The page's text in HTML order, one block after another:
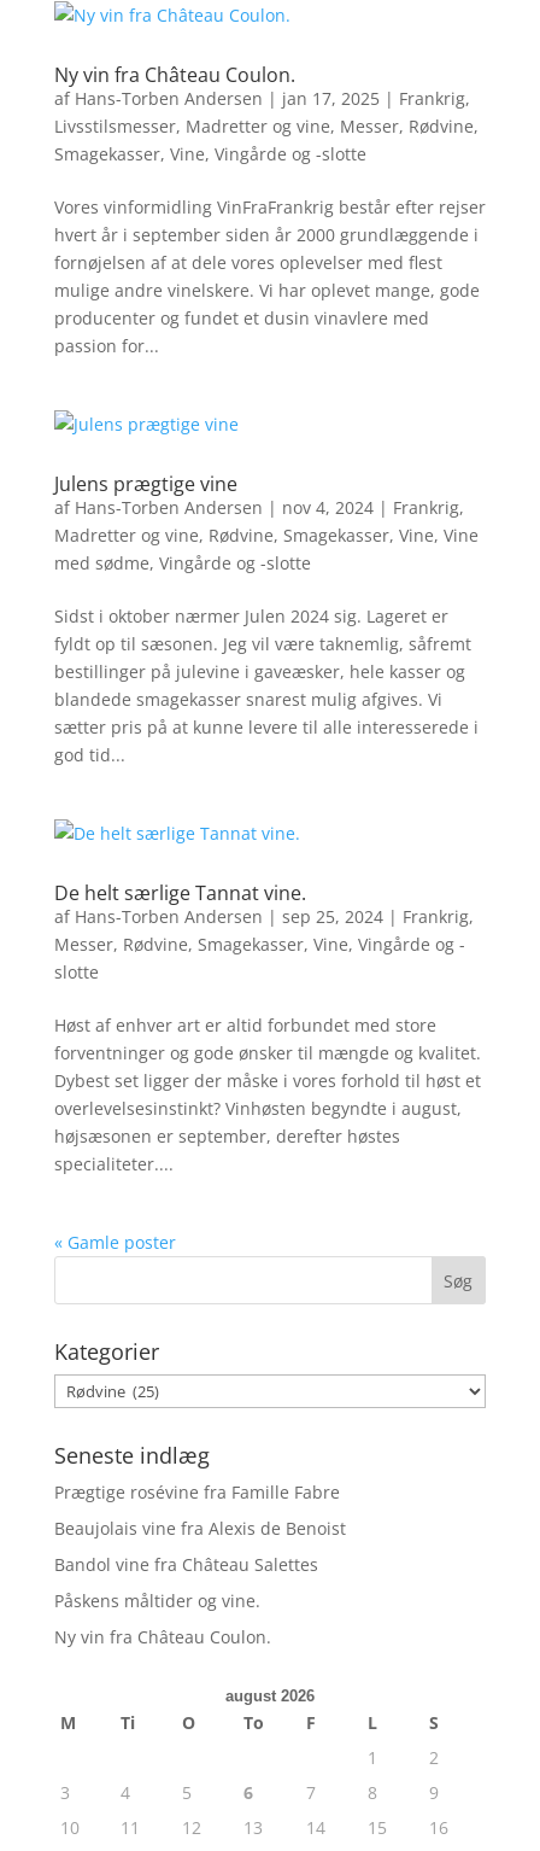
Ny vin fra Château Coulon.
af Hans-Torben Andersen | jan 17, 2025| Frankrig,
Livsstilsmesser, Madretter og vine, Messer, Rødvine,
Smagekasser, Vine, Vingårde og -slotte
Vores vinformidling VinFraFrankrig består efter rejser
hvert år i september siden år 2000 grundlæggende i
fornøjelsen af at dele vores oplevelser med flest
mulige andre vinelskere. Vi har oplevet mange, gode
producenter og fundet et dusin vinavlere med
passion for...
Julens prægtige vine
af Hans-Torben Andersen | nov 4, 2024| Frankrig,
Madretter og vine, Rødvine, Smagekasser, Vine, Vine
med sødme, Vingårde og -slotte
Sidst i oktober nærmer Julen 2024 sig. Lageret er
fyldt op til sæsonen. Jeg vil være taknemlig, såfremt
bestillinger på julevine i gaveæsker, hele kasser og
blandede smagekasser snarest mulig afgives. Vi
sætter pris på at kunne levere til alle interesserede i
god tid...
De helt særlige Tannat vine.
af Hans-Torben Andersen | sep 25, 2024| Frankrig,
Messer, Rødvine, Smagekasser, Vine, Vingårde og -
slotte
Høst af enhver art er altid forbundet med store
forventninger og gode ønsker til mængde og kvalitet.
Dybest set ligger der måske i vores forhold til høst et
overlevelsesinstinkt? Vinhøsten begyndte i august,
højsæsonen er september, derefter høstes
specialiteter....
« Gamle poster
Kategorier
Kategorier
Seneste indlæg
Prægtige rosévine fra Famille Fabre
Beaujolais vine fra Alexis de Benoist
Bandol vine fra Château Salettes
Påskens måltider og vine.
Ny vin fra Château Coulon.
august 2026
M Ti O To F L
S
1
2
3
4 5 6 7 8
9
10
11 12 13 14 15 16